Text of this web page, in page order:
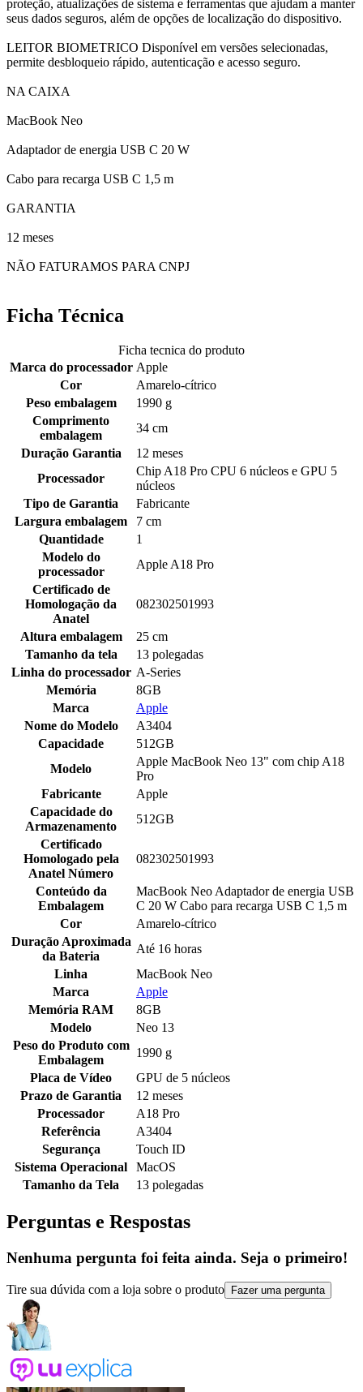
proteção, atualizações de sistema e ferramentas que ajudam a manter
seus dados seguros, além de opções de localização do dispositivo.
LEITOR BIOMETRICO Disponível em versões selecionadas,
permite desbloqueio rápido, autenticação e acesso seguro.
NA CAIXA
MacBook Neo
Adaptador de energia USB C 20 W
Cabo para recarga USB C 1,5 m
GARANTIA
12 meses
NÃO FATURAMOS PARA CNPJ
Ficha Técnica
Ficha tecnica do produto
Marca do processador Apple
Cor
Amarelo-cítrico
Peso embalagem
1990 g
Comprimento
embalagem
34 cm
Duração Garantia
12 meses
Processador
Chip A18 Pro CPU 6 núcleos e GPU 5
núcleos
Tipo de Garantia
Fabricante
Largura embalagem
7 cm
Quantidade
1
Modelo do
processador
Apple A18 Pro
Certificado de
Homologação da
Anatel
082302501993
Altura embalagem
25 cm
Tamanho da tela
13 polegadas
Linha do processador A-Series
Memória
8GB
Marca
Apple
Nome do Modelo
A3404
Capacidade
512GB
Modelo
Apple MacBook Neo 13" com chip A18
Pro
Fabricante
Apple
Capacidade do
Armazenamento
512GB
Certificado
Homologado pela
Anatel Número
082302501993
Conteúdo da
Embalagem
MacBook Neo Adaptador de energia USB
C 20 W Cabo para recarga USB C 1,5 m
Cor
Amarelo-cítrico
Duração Aproximada
da Bateria
Até 16 horas
Linha
MacBook Neo
Marca
Apple
Memória RAM
8GB
Modelo
Neo 13
Peso do Produto com
Embalagem
1990 g
Placa de Vídeo
GPU de 5 núcleos
Prazo de Garantia
12 meses
Processador
A18 Pro
Referência
A3404
Segurança
Touch ID
Sistema Operacional
MacOS
Tamanho da Tela
13 polegadas
Perguntas e Respostas
Nenhuma pergunta foi feita ainda. Seja o primeiro!
Tire sua dúvida com a loja sobre o produto Fazer uma pergunta